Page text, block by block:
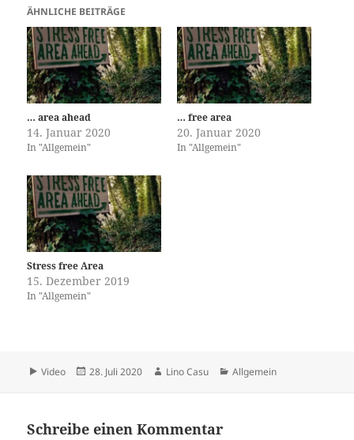
ÄHNLICHE BEITRÄGE
… area ahead
14. Januar 2020
In "Allgemein"
… free area
20. Januar 2020
In "Allgemein"
Stress free Area
15. Dezember 2019
In "Allgemein"
Format
Video
Veröffentlicht
28. Juli 2020 Autor
Lino Casu Kategorien
Allgemein
Schreibe einen Kommentar